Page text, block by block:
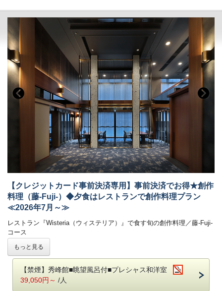
夏期限定、屋外プールの営業を行います。
ご宿泊のお客様は無料でご利用いただけます。
【営業期間】2024年7月27日（土）～8月25日（日）
【営業時間】9：00～17：00
※7月27日（土）のみ11：00～
■お食事
夕食：ブッフェ（バイキング） 朝食：ブッフェ（バイキング）
◆和洋中100種のブッフェ紹介
夕食ブッフェでは和洋中100種のメニュー（100品）をご用意しており
ます。
オープンキッチンでは揚げたての天ぷらや焼きたてのステーキ、
【クレジットカード事前決済専用】事前決済でお得★創作
料理（藤-Fuji-）◆夕食はレストランで創作料理プラン
≪2026年7月～≫
レストラン『Wisteria（ウィステリア）』で食す旬の創作料理／藤-Fuji-
コース
公式HP限定！クレジットカード事前決済で通常より550円お得！
半個室のレストラン『Wisteria（ウィステリア）』でこだわりの創作料
理をご堪能いただけます。
もっと見る
【禁煙】秀峰館■眺望風呂付■プレシャス和洋室
39,050円～ /人